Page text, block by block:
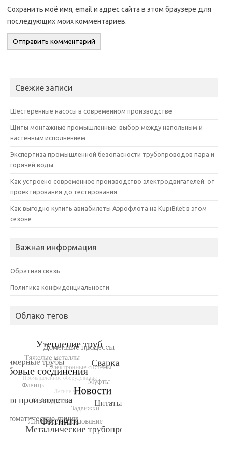
Сохранить моё имя, email и адрес сайта в этом браузере для
последующих моих комментариев.
Свежие записи
Шестеренные насосы в современном производстве
Щиты монтажные промышленные: выбор между напольным и
настенным исполнением
Экспертиза промышленной безопасности трубопроводов пара и
горячей воды
Как устроено современное производство электродвигателей: от
проектирования до тестирования
Как выгодно купить авиабилеты Аэрофлота на KupiBilet в этом
сезоне
Важная информация
Обратная связь
Политика конфиденциальности
Облако тегов